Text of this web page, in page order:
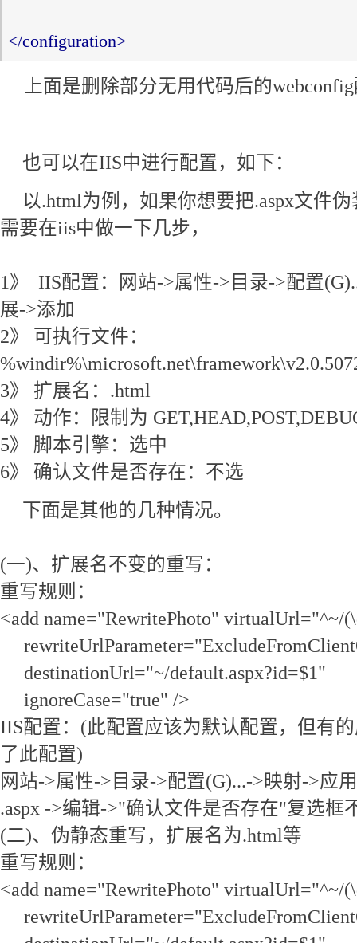
</configuration>
上面是删除部分无用代码后的
也可以在IIS中进行配置，如下：
以.html为例，如果你想要把.aspx文件
需要在iis中做一下几步，
1》 IIS配置：网站->属性->目录->配置
展->添加
2》 可执行文件：
3》 扩展名：.html
4》 动作：限制为
5》 脚本引擎：选中
6》 确认文件是否存在：不选
下面是其他的几种情况。
(一)、扩展名不变的重写：
重写规则：
<add name="RewritePhoto" virtualUrl="^~/
destinationUrl="~/default.aspx?id=$1"
ignoreCase="true" />
IIS配置：(此配置应该为默认配置，但有
了此配置)
网站->属性->目录->配置(G)...->映射->应
.aspx ->编辑->"确认文件是否存在"复选框
(二)、伪静态重写，扩展名为.html等
重写规则：
<add name="RewritePhoto" virtualUrl="^~/